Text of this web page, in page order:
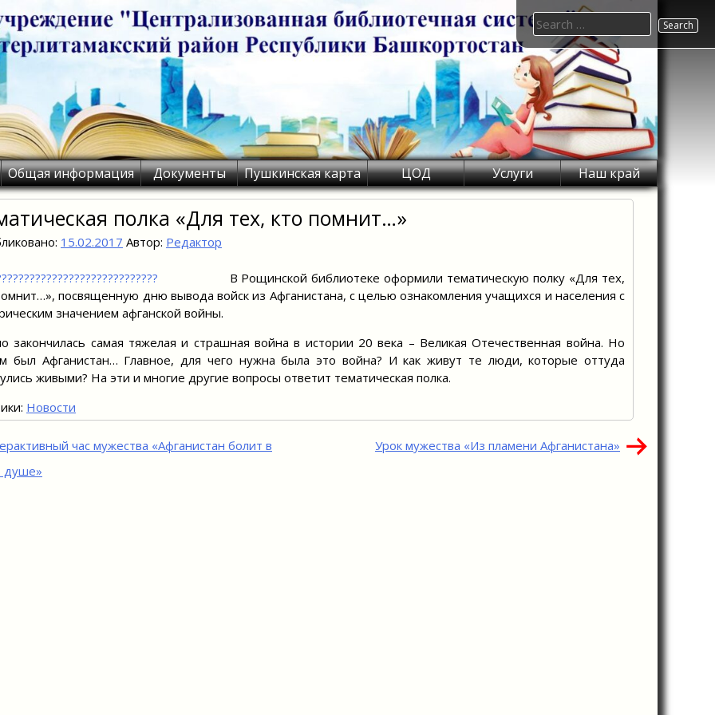
Общая информация Документы Пушкинская карта ЦОД Услуги Наш край
Search
for:
полка «Для тех, кто помнит…»
15.02.2017 Автор: Редактор
В Рощинской библиотеке оформили тематическую полку «Для тех,
посвященную дню вывода войск из Афганистана, с целью ознакомления учащихся и населения с
значением афганской войны.
закончилась самая тяжелая и страшная война в истории 20 века – Великая Отечественная война. Но
был Афганистан… Главное, для чего нужна была это война? И как живут те люди, которые оттуда
живыми? На эти и многие другие вопросы ответит тематическая полка.
Новости
час мужества «Афганистан болит в
душе»
Урок мужества «Из пламени Афганистана»